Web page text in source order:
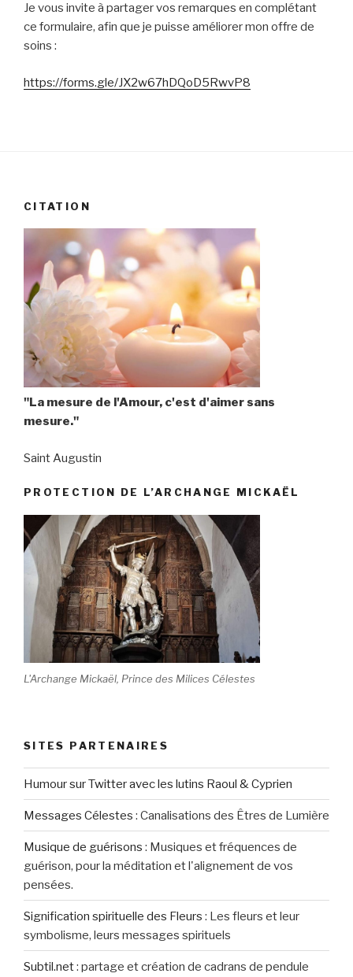
Je vous invite à partager vos remarques en complétant
ce formulaire, afin que je puisse améliorer mon offre de
soins :
https://forms.gle/JX2w67hDQoD5RwvP8
CITATION
"La mesure de l'Amour, c'est d'aimer sans
mesure."
Saint Augustin
PROTECTION DE L’ARCHANGE MICKAËL
L'Archange Mickaël, Prince des Milices Célestes
SITES PARTENAIRES
Humour sur Twitter avec les lutins Raoul & Cyprien
Messages Célestes : Canalisations des Êtres de Lumière
Musique de guérisons : Musiques et fréquences de
guérison, pour la méditation et l'alignement de vos
pensées.
Signification spirituelle des Fleurs : Les fleurs et leur
symbolisme, leurs messages spirituels
Subtil.net: partage et création de cadrans de pendule